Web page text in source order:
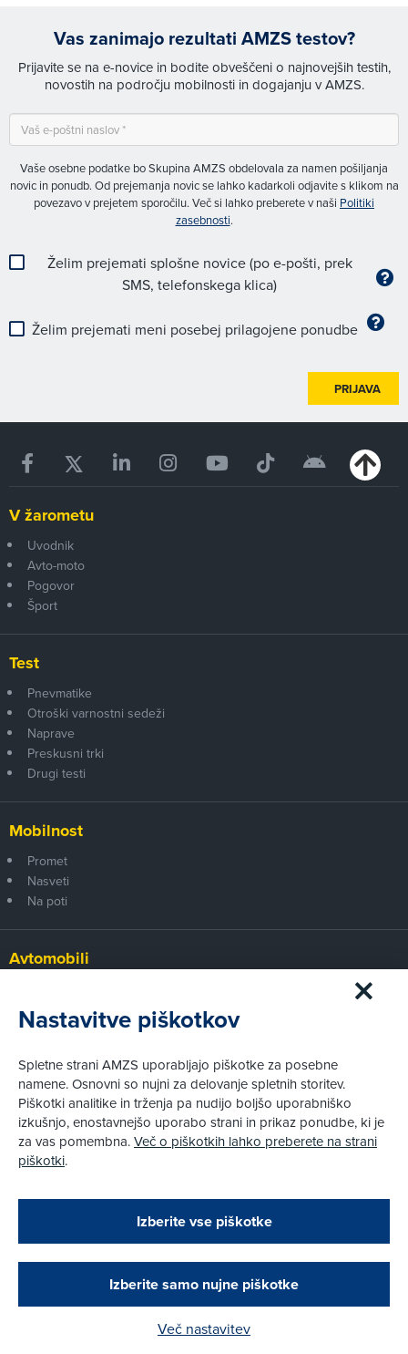
Zapri
Podarjamo vam 10 €!
Obstoječi in novi AMZS člani, ki boste v AMZS
opravili registracijo vozila, boste prejeli
vrednostno darilno kartico z dobroimetjem v višini
Kako do darila?
Vas zanimajo rezultati AMZS testov?
Prijavite se na e-novice in bodite obveščeni o najnovejših testih,
novostih na področju mobilnosti in dogajanju v AMZS.
Vaše osebne podatke bo Skupina AMZS obdelovala za namen pošiljanja
novic in ponudb. Od prejemanja novic se lahko kadarkoli odjavite s klikom na
povezavo v prejetem sporočilu. Več si lahko preberete v naši Politiki
zasebnosti.
Želim prejemati splošne novice (po e-pošti, prek
SMS, telefonskega klica)
Želim prejemati meni posebej prilagojene ponudbe
PRIJAVA
V žarometu
Uvodnik
Avto-moto
Pogovor
Šport
Test
Pnevmatike
Otroški varnostni sedeži
Naprave
Preskusni trki
Drugi testi
Mobilnost
Promet
Nasveti
Na poti
Avtomobili
Prvi pogled
Za volanom
Tehnika
Pravni vidiki
Piškotki
Pravno obvestilo
Pri spletni včlanitvi so podprta naslednja plačilna sredstva:
Nastavitve piškotkov
Spletne strani AMZS uporabljajo piškotke za posebne
namene. Osnovni so nujni za delovanje spletnih storitev.
Piškotki analitike in trženja pa nudijo boljšo uporabniško
izkušnjo, enostavnejšo uporabo strani in prikaz ponudbe, ki je
za vas pomembna.Več o piškotkih lahko preberete na strani
piškotki.
Izberite vse piškotke
Izberite samo nujne piškotke
Več nastavitev